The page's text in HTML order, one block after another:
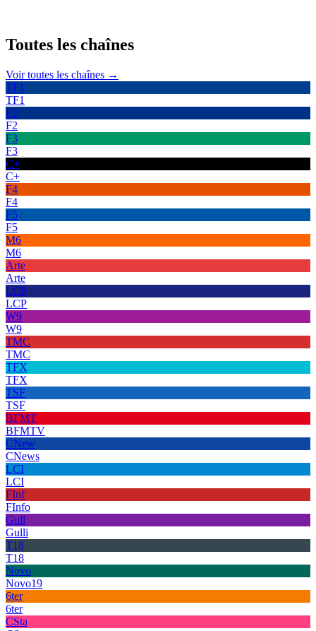
Toutes les chaînes
Voir toutes les chaînes →
TF1
TF1
F2
F2
F3
F3
C+
C+
F4
F4
F5
F5
M6
M6
Arte
Arte
LCP
LCP
W9
W9
TMC
TMC
TFX
TFX
TSF
TSF
BFMT
BFMTV
CNew
CNews
LCI
LCI
FInf
FInfo
Gull
Gulli
T18
T18
Novo
Novo19
6ter
6ter
CSta